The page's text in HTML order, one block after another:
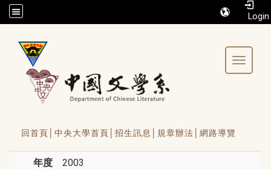
/accesskey"" title="Toolbar">:::
Toggle
回首頁│ 中央大學首頁│ 招生訊息│ 規章辦法│ 網路導覽
年度 2003